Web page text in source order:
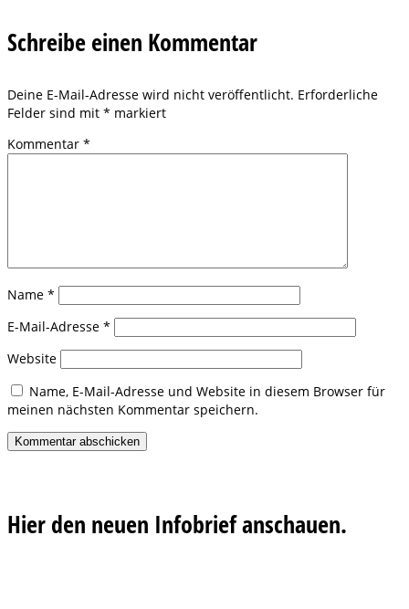
Schreibe einen Kommentar
Deine E-Mail-Adresse wird nicht veröffentlicht. Erforderliche
Felder sind mit * markiert
Kommentar *
Name *
E-Mail-Adresse *
Website
Name, E-Mail-Adresse und Website in diesem Browser für
meinen nächsten Kommentar speichern.
Hier den neuen Infobrief anschauen.